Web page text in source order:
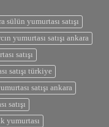
sülün yumurtası satışı
yumurtası satışı ankara
satışı
satışı türkiye
satışı ankara
satışı
yumurtası